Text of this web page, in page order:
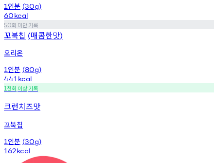
1 인분 (30g)
60kcal
50회 미만기록
꼬북칩 (매콤한맛)
오리온
1 인분 (80g)
441 kcal
1천회 이상기록
크런치즈맛
꼬북칩
1 인분 (30g)
162kcal